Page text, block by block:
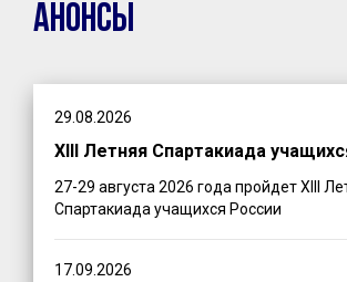
Анонсы
29.08.2026
XIII Летняя Спартакиада
27-29 августа 2026 года пройдет XIII
Спартакиада учащихся России
17.09.2026